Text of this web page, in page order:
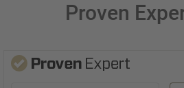
Proven